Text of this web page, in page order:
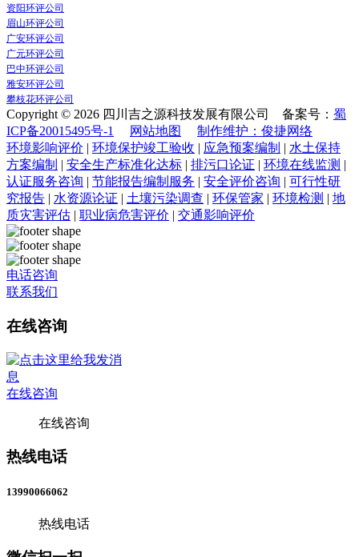
资阳环评公司
眉山环评公司
广安环评公司
广元环评公司
巴中环评公司
雅安环评公司
攀枝花环评公司
Copyright © 2026 四川吉之源科技发展有限公司 备案号： 蜀
ICP备20015495号-1
网站地图
制作维护：俊捷网络
环境影响评价 | 环境保护竣工验收 | 应急预案编制 | 水土保持
方案编制 | 安全生产标准化达标 | 排污口论证 | 环境在线监测 |
认证服务咨询 | 节能报告编制服务 | 安全评价咨询 | 可行性研
究报告 | 水资源论证 | 土壤污染调查 | 环保管家 | 环境检测 | 地
质灾害评估 | 职业病危害评价 | 交通影响评价
电话咨询
联系我们
在线咨询
在线咨询
在线咨询
热线电话
13990066062
热线电话